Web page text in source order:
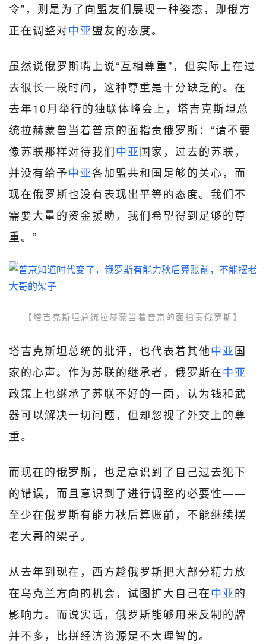
令”，则是为了向盟友们展现一种姿态，即俄方
正在调整对中亚盟友的态度。
虽然说俄罗斯嘴上说“互相尊重”，但实际上在过
去很长一段时间，这种尊重是十分缺乏的。在
去年10月举行的独联体峰会上，塔吉克斯坦总
统拉赫蒙曾当着普京的面指责俄罗斯：“请不要
像苏联那样对待我们中亚国家，过去的苏联，
并没有给予中亚各加盟共和国足够的关心，而
现在俄罗斯也没有表现出平等的态度。我们不
需要大量的资金援助，我们希望得到足够的尊
重。”
【塔吉克斯坦总统拉赫蒙当着普京的面指责俄罗斯】
塔吉克斯坦总统的批评，也代表着其他中亚国
家的心声。作为苏联的继承者，俄罗斯在中亚
政策上也继承了苏联不好的一面，认为钱和武
器可以解决一切问题，但却忽视了外交上的尊
重。
而现在的俄罗斯，也是意识到了自己过去犯下
的错误，而且意识到了进行调整的必要性——
至少在俄罗斯有能力秋后算账前，不能继续摆
老大哥的架子。
从去年到现在，西方趁俄罗斯把大部分精力放
在乌克兰方向的机会，试图扩大自己在中亚的
影响力。而说实话，俄罗斯能够用来反制的牌
并不多，比拼经济资源是不太理智的。